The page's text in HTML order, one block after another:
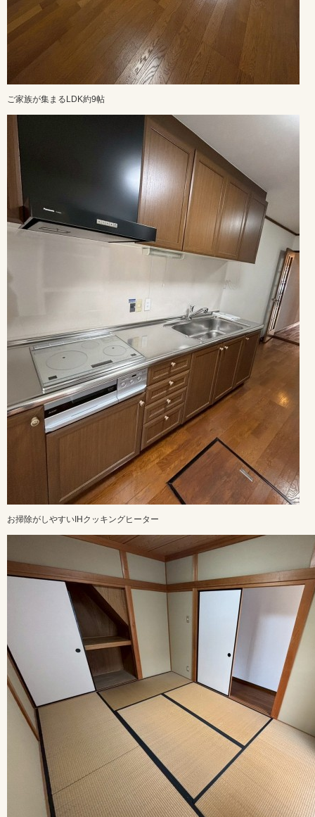
ご家族が集まるLDK約9帖
お掃除がしやすいIHクッキングヒーター